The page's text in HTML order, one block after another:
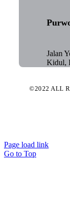
Jalan
Kidul,
©2022 ALL
Page load link
Go to Top